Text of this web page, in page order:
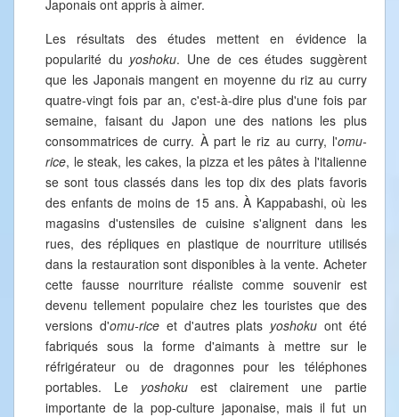
Japonais ont appris à aimer.
Les résultats des études mettent en évidence la
popularité du yoshoku. Une de ces études suggèrent
que les Japonais mangent en moyenne du riz au curry
quatre-vingt fois par an, c'est-à-dire plus d'une fois par
semaine, faisant du Japon une des nations les plus
consommatrices de curry. À part le riz au curry, l'omu-
rice, le steak, les cakes, la pizza et les pâtes à l'italienne
se sont tous classés dans les top dix des plats favoris
des enfants de moins de 15 ans. À Kappabashi, où les
magasins d'ustensiles de cuisine s'alignent dans les
rues, des répliques en plastique de nourriture utilisés
dans la restauration sont disponibles à la vente. Acheter
cette fausse nourriture réaliste comme souvenir est
devenu tellement populaire chez les touristes que des
versions d'omu-riceet d'autres plats yoshoku ont été
fabriqués sous la forme d'aimants à mettre sur le
réfrigérateur ou de dragonnes pour les téléphones
portables. Le yoshoku est clairement une partie
importante de la pop-culture japonaise, mais il fut un